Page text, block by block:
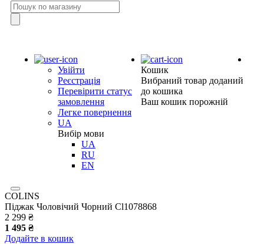
Увійти
Реєстрація
Перевірити статус
замовлення
Легке повернення
UA
Вибір мови
UA
RU
EN
Кошик
Вибраний товар доданий
до кошика
Ваш кошик порожній
COLINS
Піджак Чоловічий Чорний Cl1078868
2 299 ₴
1 495 ₴
Додайте в кошик